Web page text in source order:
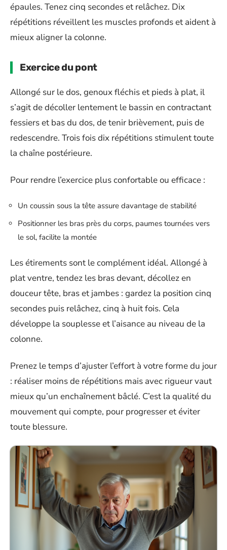
épaules. Tenez cinq secondes et relâchez. Dix
répétitions réveillent les muscles profonds et aident à
mieux aligner la colonne.
Exercice du pont
Allongé sur le dos, genoux fléchis et pieds à plat, il
s’agit de décoller lentement le bassin en contractant
fessiers et bas du dos, de tenir brièvement, puis de
redescendre. Trois fois dix répétitions stimulent toute
la chaîne postérieure.
Pour rendre l’exercice plus confortable ou efficace :
Un coussin sous la tête assure davantage de stabilité
Positionner les bras près du corps, paumes tournées vers
le sol, facilite la montée
Les étirements sont le complément idéal. Allongé à
plat ventre, tendez les bras devant, décollez en
douceur tête, bras et jambes : gardez la position cinq
secondes puis relâchez, cinq à huit fois. Cela
développe la souplesse et l’aisance au niveau de la
colonne.
Prenez le temps d’ajuster l’effort à votre forme du jour
: réaliser moins de répétitions mais avec rigueur vaut
mieux qu’un enchaînement bâclé. C’est la qualité du
mouvement qui compte, pour progresser et éviter
toute blessure.